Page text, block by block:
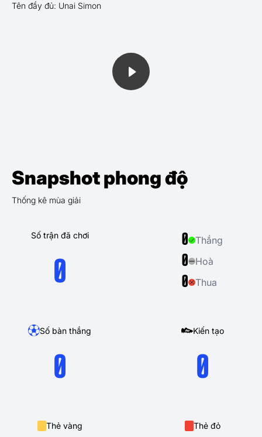
Tên đầy đủ: Unai Simon
Snapshot phong độ
Thống kê mùa giải
Số trận đã chơi
0
Số bàn thắng
0
Kiến tạo
0
Thẻ vàng Thẻ đỏ
0 Thắng
0 Hoà
0 Thua